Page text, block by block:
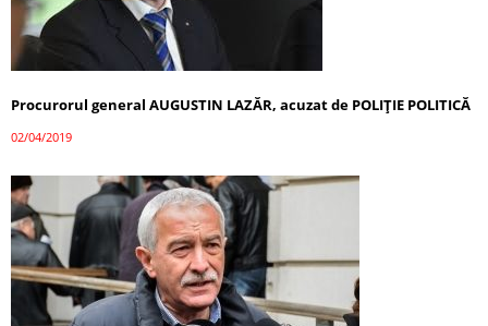
Procurorul general AUGUSTIN LAZĂR, acuzat de POLIȚIE POLITICĂ
02/04/2019